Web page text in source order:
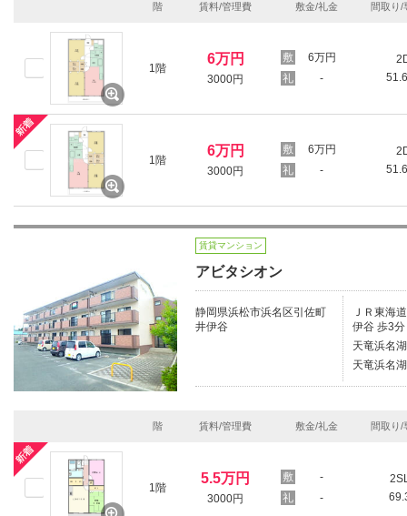
階 賃料/管理費 敷金/礼金 間取り/
1階
6万円
3000円
6万円
-
1階
6万円
3000円
6万円
-
賃貸マンション
アビタシオン
静岡県浜松市浜名区引佐町
井伊谷
ＪＲ東海
伊谷 歩3分
天竜浜名
天竜浜名
階 賃料/管理費 敷金/礼金 間取り/
1階
5.5万円
3000円
-
-